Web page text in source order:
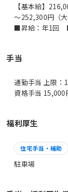
【基本給】
～252,300円（大
■昇給：年1回
手当
通勤手当 上限：
資格手当 15,000
福利厚生
住宅手当・補助
駐車場